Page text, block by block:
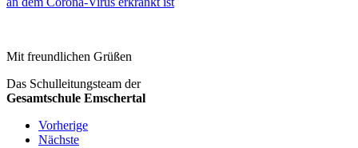
Mit freundlichen Grüßen
Das Schulleitungsteam der
Gesamtschule Emschertal
Vorherige
Nächste